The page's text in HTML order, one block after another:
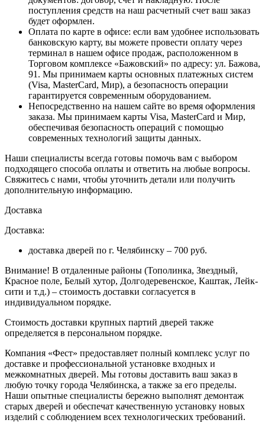
поступления средств на наш расчетный счет ваш заказ
будет оформлен.
Оплата по карте в офисе: если вам удобнее использовать
банковскую карту, вы можете провести оплату через
терминал в нашем офисе продаж, расположенном в
Торговом комплексе «Бажовский» по адресу: ул. Бажова,
91. Мы принимаем карты основных платежных систем
(Visa, MasterCard, Мир), а безопасность операции
гарантируется современным оборудованием.
Непосредственно на нашем сайте во время оформления
заказа. Мы принимаем карты Visa, MasterCard и Мир,
обеспечивая безопасность операций с помощью
современных технологий защиты данных.
Наши специалисты всегда готовы помочь вам с выбором
подходящего способа оплаты и ответить на любые вопросы.
Свяжитесь с нами, чтобы уточнить детали или получить
дополнительную информацию.
Доставка
Доставка:
доставка дверей по г. Челябинску – 700 руб.
Внимание! В отдаленные районы (Тополинка, Звездный,
Красное поле, Белый хутор, Долгодеревенское, Каштак, Лейк-
сити и т.д.) – стоимость доставки согласуется в
индивидуальном порядке.
Стоимость доставки крупных партий дверей также
определяется в персональном порядке.
Компания «Фест» предоставляет полный комплекс услуг по
доставке и профессиональной установке входных и
межкомнатных дверей. Мы готовы доставить ваш заказ в
любую точку города Челябинска, а также за его пределы.
Наши опытные специалисты бережно выполнят демонтаж
старых дверей и обеспечат качественную установку новых
изделий с соблюдением всех технологических требований.